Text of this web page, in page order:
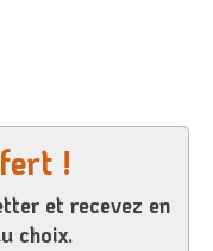
!
et recevez en
choix.